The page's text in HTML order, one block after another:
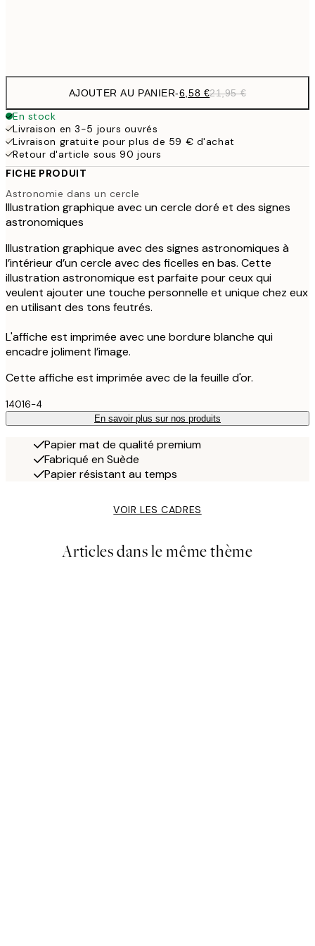
AJOUTER AU PANIER-6,58 €21,95 €
En stock
Livraison en 3-5 jours ouvrés
Livraison gratuite pour plus de 59 € d'achat
Retour d'article sous 90 jours
FICHE PRODUIT
Astronomie dans un cercle
Illustration graphique avec un cercle doré et des signes
astronomiques
Illustration graphique avec des signes astronomiques à
l’intérieur d’un cercle avec des ficelles en bas. Cette
illustration astronomique est parfaite pour ceux qui
veulent ajouter une touche personnelle et unique chez eux
en utilisant des tons feutrés.
L'affiche est imprimée avec une bordure blanche qui
encadre joliment l’image.
Cette affiche est imprimée avec de la feuille d'or.
14016-4
En savoir plus sur nos produits
Papier mat de qualité premium
Fabriqué en Suède
Papier résistant au temps
VOIR LES CADRES
Articles dans le même thème